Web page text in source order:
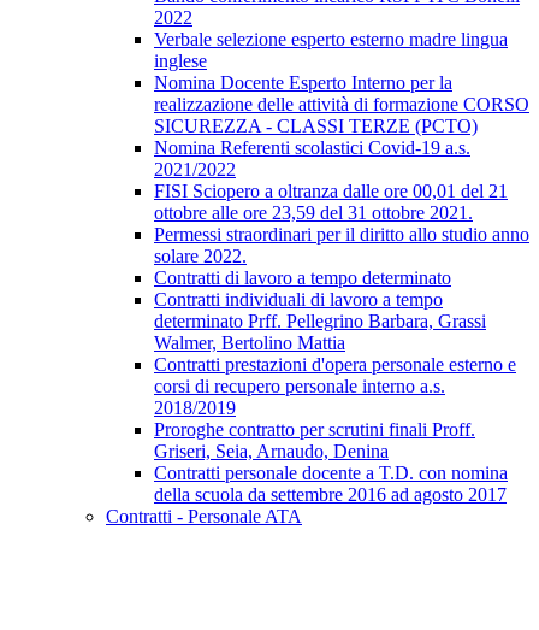
2022
Verbale selezione esperto esterno madre lingua
inglese
Nomina Docente Esperto Interno per la
realizzazione delle attività di formazione CORSO
SICUREZZA - CLASSI TERZE (PCTO)
Nomina Referenti scolastici Covid-19 a.s.
2021/2022
FISI Sciopero a oltranza dalle ore 00,01 del 21
ottobre alle ore 23,59 del 31 ottobre 2021.
Permessi straordinari per il diritto allo studio anno
solare 2022.
Contratti di lavoro a tempo determinato
Contratti individuali di lavoro a tempo
determinato Prff. Pellegrino Barbara, Grassi
Walmer, Bertolino Mattia
Contratti prestazioni d'opera personale esterno e
corsi di recupero personale interno a.s.
2018/2019
Proroghe contratto per scrutini finali Proff.
Griseri, Seia, Arnaudo, Denina
Contratti personale docente a T.D. con nomina
della scuola da settembre 2016 ad agosto 2017
Contratti - Personale ATA